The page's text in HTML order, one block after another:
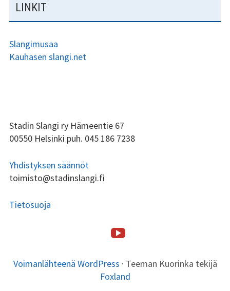
LINKIT
Slangimusaa
Kauhasen slangi.net
ALAPALKIN
SIVUPALKKI
Stadin Slangi ry Hämeentie 67
00550 Helsinki puh. 045 186 7238
Yhdistyksen säännöt
toimisto@stadinslangi.fi
Tietosuoja
Etusivu
Stadin
ry
Toiminta
Tsilari
Stadin
ja
Stadin
Voimanlähteenä WordPress · Teeman Kuorinka tekijä
Foxland